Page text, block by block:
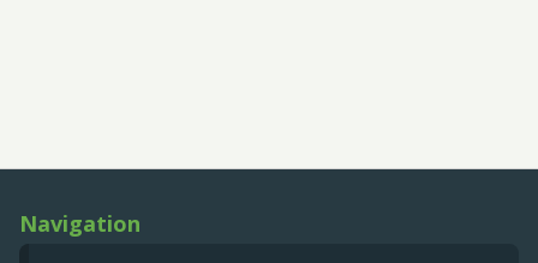
Navigation